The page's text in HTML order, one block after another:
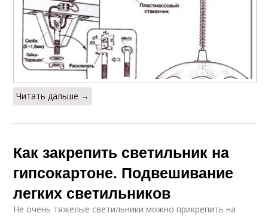
Читать дальше →
Как закрепить светильник на
гипсокартоне. Подвешивание
легких светильников
Не очень тяжелые светильники можно прикрепить на